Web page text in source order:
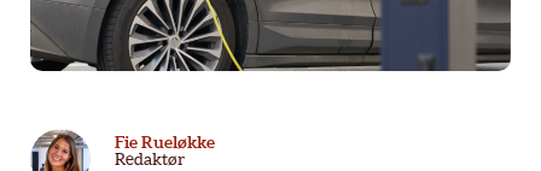
Fie Rueløkke
Redaktør